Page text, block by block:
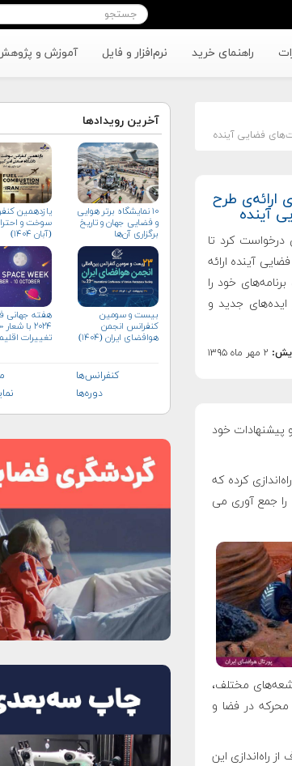
راهنمای خرید نرم‌افزار و فایل آموزش و
فضایی آینده
ارائه‌ی طرح
آینده
درخواست کرد تا
آینده ارائه
خود را
ایده‌های جدید و
۲ مهر ماه ۱۳۹۵
پیشنهادات خود
راه‌اندازی کرده که
را جمع آوری می
مختلف،
در فضا و
راه‌اندازی این
آخرین رویدادها
۱۰ نمایشگاه برتر هوایی
و فضایی جهان و تاریخ
برگزاری آن‌ها
یازدهمین
سوخت و
(آبان‌ ۱۴۰۴)
بیست و سومین
کنفرانس انجمن
هوافضای ايران (۱۴۰۴)
هفته جهانی
۲۰۲۴ با
تغییرات
کنفرانس‌ها
دوره‌ها